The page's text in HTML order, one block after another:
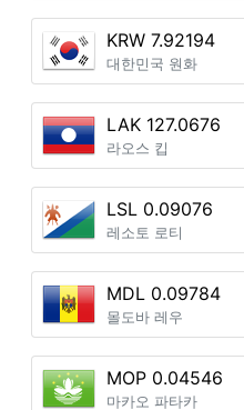
KRW 7.92194
대한민국 원화
LAK 127.0676
라오스 킵
LSL 0.09076
레소토 로티
MDL 0.09784
몰도바 레우
MOP 0.04546
마카오 파타카